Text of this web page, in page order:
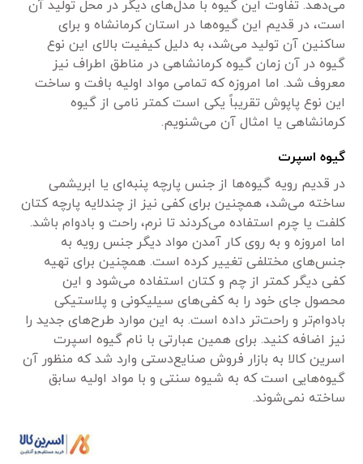
می‌دهد. تفاوت این گیوه با مدل‌های دیگر در محل تولید آن
است، در قدیم این گیوه‌ها در استان کرمانشاه و برای
ساکنین آن تولید می‌شد، به دلیل کیفیت بالای این نوع
گیوه در آن زمان گیوه کرمانشاهی در مناطق اطراف نیز
معروف شد. اما امروزه که تمامی مواد اولیه بافت و ساخت
این نوع پاپوش تقریباً یکی است کمتر نامی از گیوه
کرمانشاهی یا امثال آن می‌شنویم.
گیوه اسپرت
در قدیم رویه گیوه‌ها از جنس پارچه پنبه‌ای یا ابریشمی
ساخته می‌شد، همچنین برای کفی نیز از چندلایه پارچه کتان
کلفت یا چرم استفاده می‌کردند تا نرم، راحت و بادوام باشد.
اما امروزه و به روی کار آمدن مواد دیگر جنس رویه به
جنس‌های مختلفی تغییر کرده است. همچنین برای تهیه
کفی دیگر کمتر از چم و کتان استفاده می‌شود و این
محصول جای خود را به کفی‌های سیلیکونی و پلاستیکی
بادوام‌تر و راحت‌تر داده است. به این موارد طرح‌های جدید را
نیز اضافه کنید. برای همین عبارتی با نام گیوه اسپرت
اسرین کالا به بازار فروش صنایع‌دستی وارد شد که منظور آن
گیوه‌هایی است که به شیوه سنتی و با مواد اولیه سابق
ساخته نمی‌شوند.